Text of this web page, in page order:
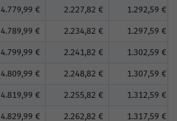
4.779,99 € 2.227,82 € 1.292,59 €
4.789,99 € 2.234,82 € 1.297,59 €
4.799,99 € 2.241,82 € 1.302,59 €
4.809,99 € 2.248,82 € 1.307,59 €
4.819,99 € 2.255,82 € 1.312,59 €
4.829,99 € 2.262,82 € 1.317,59 €